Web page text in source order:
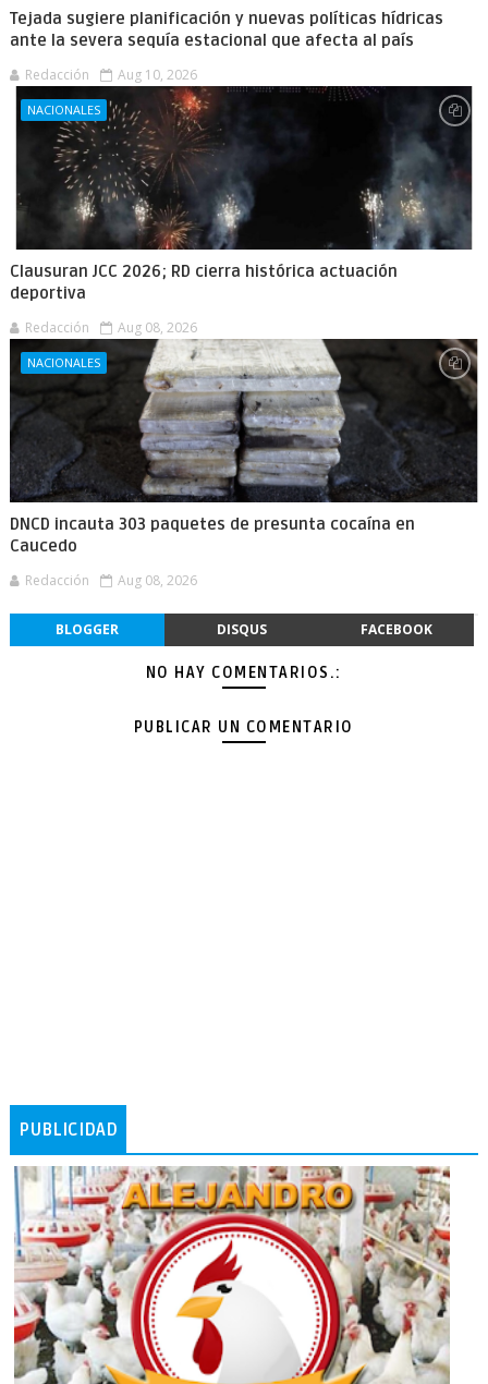
Tejada sugiere planificación y nuevas políticas hídricas
ante la severa sequía estacional que afecta al país
Redacción Aug 10, 2026
NACIONALES
Clausuran JCC 2026; RD cierra histórica actuación
deportiva
Redacción Aug 08, 2026
NACIONALES
DNCD incauta 303 paquetes de presunta cocaína en
Caucedo
Redacción Aug 08, 2026
BLOGGER DISQUS FACEBOOK
NO HAY COMENTARIOS.:
PUBLICAR UN COMENTARIO
PUBLICIDAD